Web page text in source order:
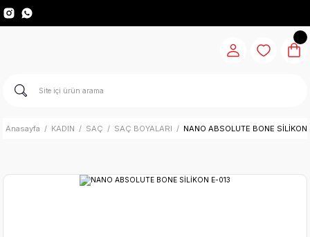
Anasayfa KADIN SAÇ SAÇ BOYALARI NANO ABSOLUTE BONE SİLİKON